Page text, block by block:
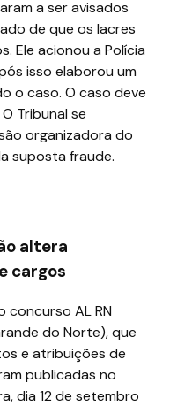
a ser avisados
de que os lacres
Ele acionou a Polícia
isso elaborou um
o caso. O caso deve
Tribunal se
organizadora do
suposta fraude.
altera
cargos
concurso AL RN
do Norte), que
e atribuições de
publicadas no
dia 12 de setembro